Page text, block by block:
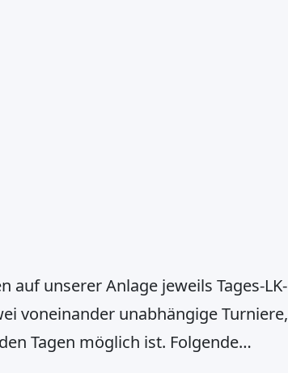
auf unserer Anlage jeweils Tages-LK-
voneinander unabhängige Turniere,
Tagen möglich ist. Folgende